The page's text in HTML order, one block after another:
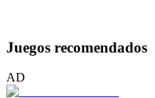
Juegos recomendados
AD